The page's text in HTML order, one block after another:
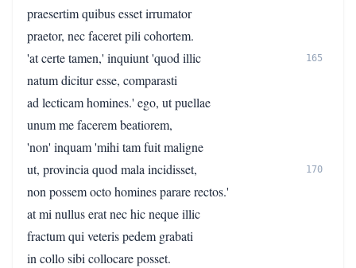
praesertim quibus esset irrumator
praetor, nec faceret pili cohortem.
'at certe tamen,' inquiunt 'quod illic
165
natum dicitur esse, comparasti
ad lecticam homines.' ego, ut puellae
unum me facerem beatiorem,
'non' inquam 'mihi tam fuit maligne
ut, provincia quod mala incidisset,
170
non possem octo homines parare rectos.'
at mi nullus erat nec hic neque illic
fractum qui veteris pedem grabati
in collo sibi collocare posset.